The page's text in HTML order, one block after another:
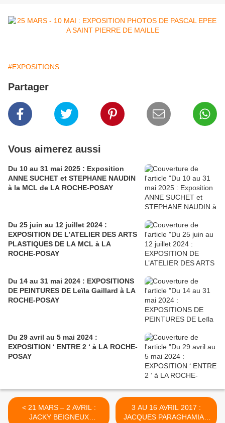
#EXPOSITIONS
Partager
Vous aimerez aussi
Du 10 au 31 mai 2025 : Exposition
ANNE SUCHET et STEPHANE NAUDIN
à la MCL de LA ROCHE-POSAY
Du 25 juin au 12 juillet 2024 :
EXPOSITION DE L’ATELIER DES ARTS
PLASTIQUES DE LA MCL à LA
ROCHE-POSAY
Du 14 au 31 mai 2024 : EXPOSITIONS
DE PEINTURES DE Leïla Gaillard à LA
ROCHE-POSAY
Du 29 avril au 5 mai 2024 :
EXPOSITION ‘ ENTRE 2 ‘ à LA ROCHE-
POSAY
< 21 MARS – 2 AVRIL :
JACKY BEIGNEUX
3 AU 16 AVRIL 2017 :
JACQUES PARAGHAMIAN